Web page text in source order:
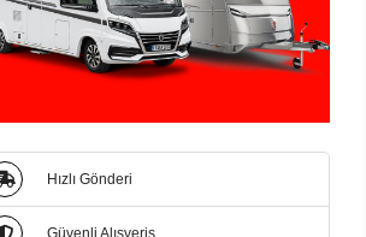
Hızlı Gönderi
Güvenli Alışveriş